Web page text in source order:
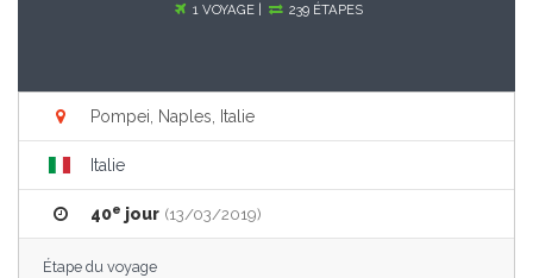
1 VOYAGE | 239 ÉTAPES
Pompei, Naples, Italie
Italie
40e jour (13/03/2019)
Étape du voyage